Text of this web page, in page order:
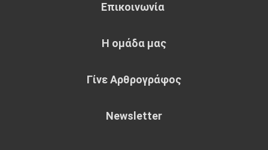
Επικοινωνία
Η ομάδα μας
Γίνε Αρθρογράφος
Newsletter